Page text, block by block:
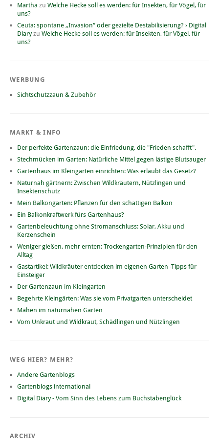
Martha zu Welche Hecke soll es werden: für Insekten, für Vögel, für
uns?
Ceuta: spontane „Invasion“ oder gezielte Destabilisierung? › Digital
Diaryzu Welche Hecke soll es werden: für Insekten, für Vögel, für
uns?
WERBUNG
Sichtschutzzaun & Zubehör
MARKT & INFO
Der perfekte Gartenzaun: die Einfriedung, die "Frieden schafft".
Stechmücken im Garten: Natürliche Mittel gegen lästige Blutsauger
Gartenhaus im Kleingarten einrichten: Was erlaubt das Gesetz?
Naturnah gärtnern: Zwischen Wildkräutern, Nützlingen und
Insektenschutz
Mein Balkongarten: Pflanzen für den schattigen Balkon
Ein Balkonkraftwerk fürs Gartenhaus?
Gartenbeleuchtung ohne Stromanschluss: Solar, Akku und
Kerzenschein
Weniger gießen, mehr ernten: Trockengarten-Prinzipien für den
Alltag
Gastartikel: Wildkräuter entdecken im eigenen Garten -Tipps für
Einsteiger
Der Gartenzaun im Kleingarten
Begehrte Kleingärten: Was sie vom Privatgarten unterscheidet
Mähen im naturnahen Garten
Vom Unkraut und Wildkraut, Schädlingen und Nützlingen
WEG HIER? MEHR?
Andere Gartenblogs
Gartenblogs international
Digital Diary - Vom Sinn des Lebens zum Buchstabenglück
ARCHIV